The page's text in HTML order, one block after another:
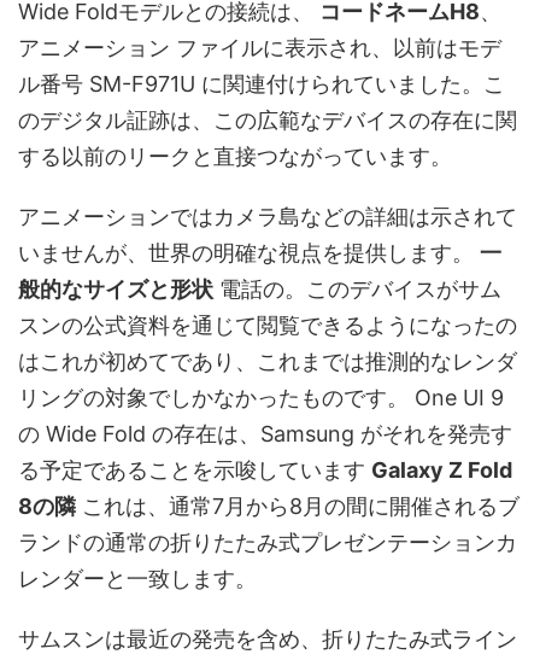
Wide Foldモデルとの接続は、 コードネームH8、
アニメーション ファイルに表示され、以前はモデ
ル番号 SM-F971U に関連付けられていました。こ
のデジタル証跡は、この広範なデバイスの存在に関
する以前のリークと直接つながっています。
アニメーションではカメラ島などの詳細は示されて
いませんが、世界の明確な視点を提供します。 一
般的なサイズと形状 電話の。このデバイスがサム
スンの公式資料を通じて閲覧できるようになったの
はこれが初めてであり、これまでは推測的なレンダ
リングの対象でしかなかったものです。 One UI 9
の Wide Fold の存在は、Samsung がそれを発売す
る予定であることを示唆しています Galaxy Z Fold
8の隣 これは、通常7月から8月の間に開催されるブ
ランドの通常の折りたたみ式プレゼンテーションカ
レンダーと一致します。
サムスンは最近の発売を含め、折りたたみ式ライン